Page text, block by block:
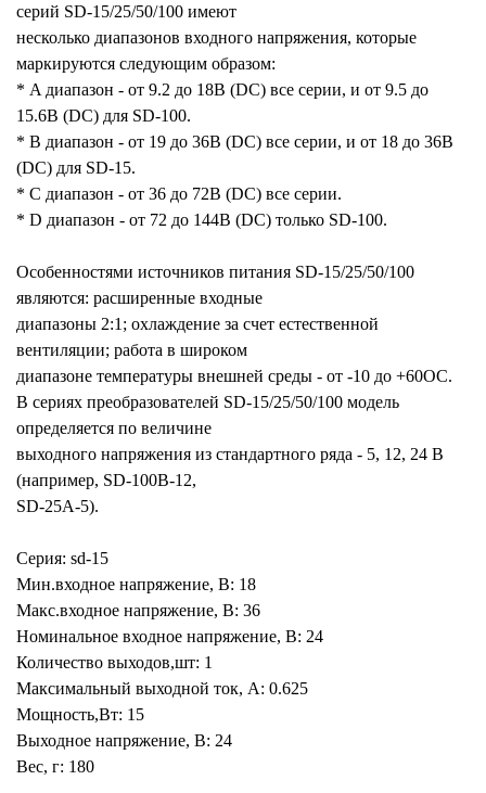
серий SD-15/25/50/100 имеют
несколько диапазонов входного напряжения, которые
маркируются следующим образом:
* A диапазон - от 9.2 до 18В (DC) все серии, и от 9.5 до
15.6В (DC) для SD-100.
* B диапазон - от 19 до 36В (DC) все серии, и от 18 до 36В
(DC) для SD-15.
* C диапазон - от 36 до 72В (DC) все серии.
* D диапазон - от 72 до 144В (DC) только SD-100.
Особенностями источников питания SD-15/25/50/100
являются: расширенные входные
диапазоны 2:1; охлаждение за счет естественной
вентиляции; работа в широком
диапазоне температуры внешней среды - от -10 до +60ОС.
В сериях преобразователей SD-15/25/50/100 модель
определяется по величине
выходного напряжения из стандартного ряда - 5, 12, 24 В
(например, SD-100B-12,
SD-25A-5).
Серия: sd-15
Мин.входное напряжение, В: 18
Макс.входное напряжение, В: 36
Номинальное входное напряжение, В: 24
Количество выходов,шт: 1
Максимальный выходной ток, А: 0.625
Мощность,Вт: 15
Выходное напряжение, В: 24
Вес, г: 180